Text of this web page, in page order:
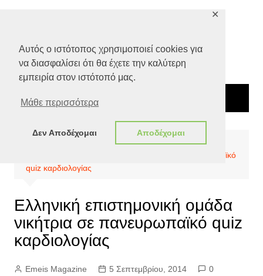
Αυτός ο ιστότοπος χρησιμοποιεί cookies για
να διασφαλίσει ότι θα έχετε την καλύτερη
εμπειρία στον ιστότοπό μας.
Μάθε περισσότερα
Δεν Αποδέχομαι Αποδέχομαι
✕
Επιστήμη
Ελληνική επιστημονική ομάδα νικήτρια σε πανευρωπαϊκό
quiz καρδιολογίας
Ελληνική επιστημονική ομάδα
νικήτρια σε πανευρωπαϊκό quiz
καρδιολογίας
Emeis Magazine 5 Σεπτεμβρίου, 2014
0